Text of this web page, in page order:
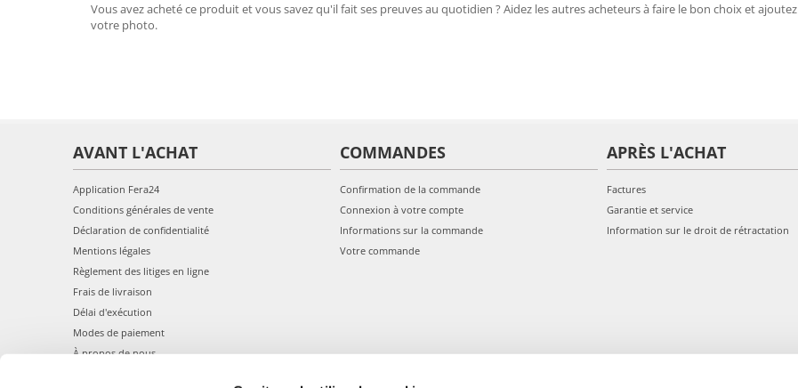
Vous avez acheté ce produit et vous savez qu'il fait ses preuves au quotidien ? Aidez les autres acheteurs à faire le bon choix et ajoutez
votre photo.
AVANT L'ACHAT
Application Fera24
Conditions générales de vente
Déclaration de confidentialité
Mentions légales
Règlement des litiges en ligne
Frais de livraison
Délai d'exécution
Modes de paiement
À propos de nous
COMMANDES
Confirmation de la commande
Connexion à votre compte
Informations sur la commande
Votre commande
APRÈS L'ACHAT
Factures
Garantie et service
Information sur le droit de rétractation